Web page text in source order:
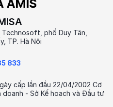
phố Duy Tân,
TP. Hà Nội
833
cấp lần đầu 22/04/2002 Cơ
- Sở Kế hoạch và Đầu tư